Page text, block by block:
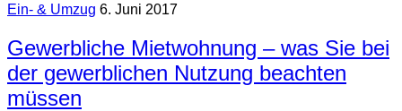
Ein- & Umzug 6. Juni 2017
Gewerbliche Mietwohnung – was Sie bei
der gewerblichen Nutzung beachten
müssen